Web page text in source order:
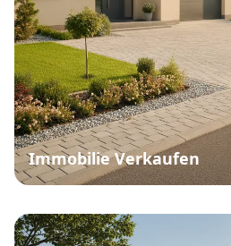
Immobilie Verkaufen